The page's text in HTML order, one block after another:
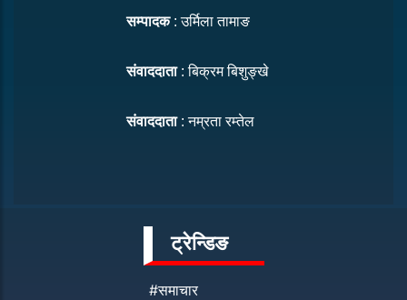
सम्पादक: उर्मिला तामाङ
संवाददाता: बिक्रम बिशुङ्खे
संवाददाता: नम्रता रम्तेल
ट्रेन्डिङ
#समाचार